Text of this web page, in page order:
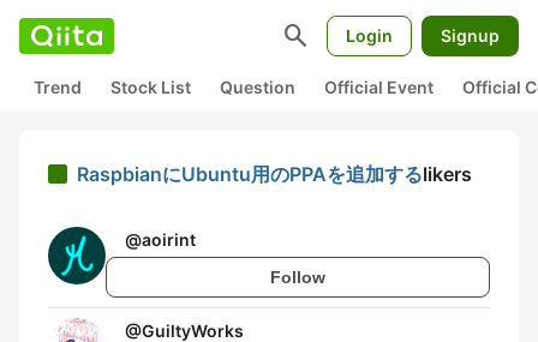
search Login Signup
Trend Stock List Question Official Event Official
RaspbianにUbuntu用のPPAを追加するlikers
@aoirint
Follow
@GuiltyWorks